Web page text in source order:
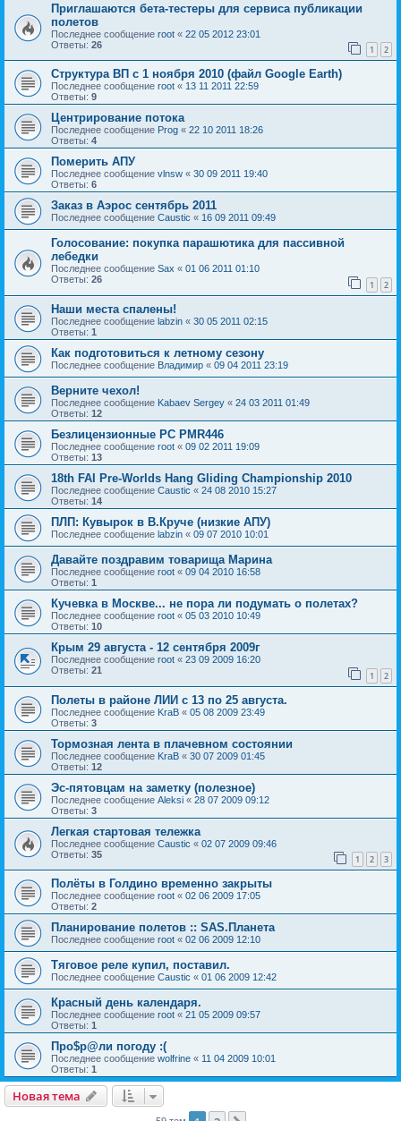
Приглашаются бета-тестеры для сервиса публикации
полетов
Последнее сообщение root « 22 05 2012 23:01
Ответы: 26 1 2
Структура ВП с 1 ноября 2010 (файл Google Earth)
Последнее сообщение root « 13 11 2011 22:59
Ответы: 9
Центрирование потока
Последнее сообщение Prog « 22 10 2011 18:26
Ответы: 4
Померить АПУ
Последнее сообщение vlnsw « 30 09 2011 19:40
Ответы: 6
Заказ в Аэрос сентябрь 2011
Последнее сообщение Caustic « 16 09 2011 09:49
Голосование: покупка парашютика для пассивной
лебедки
Последнее сообщение Sax « 01 06 2011 01:10
Ответы: 26 1 2
Наши места спалены!
Последнее сообщение labzin « 30 05 2011 02:15
Ответы: 1
Как подготовиться к летному сезону
Последнее сообщение Владимир « 09 04 2011 23:19
Верните чехол!
Последнее сообщение Kabaev Sergey « 24 03 2011 01:49
Ответы: 12
Безлицензионные РС PMR446
Последнее сообщение root « 09 02 2011 19:09
Ответы: 13
18th FAI Pre-Worlds Hang Gliding Championship 2010
Последнее сообщение Caustic « 24 08 2010 15:27
Ответы: 14
ПЛП: Кувырок в В.Круче (низкие АПУ)
Последнее сообщение labzin « 09 07 2010 10:01
Давайте поздравим товарища Марина
Последнее сообщение root « 09 04 2010 16:58
Ответы: 1
Кучевка в Москве... не пора ли подумать о полетах?
Последнее сообщение root « 05 03 2010 10:49
Ответы: 10
Крым 29 августа - 12 сентября 2009г
Последнее сообщение root « 23 09 2009 16:20
Ответы: 21 1 2
Полеты в районе ЛИИ с 13 по 25 августа.
Последнее сообщение KraB « 05 08 2009 23:49
Ответы: 3
Тормозная лента в плачевном состоянии
Последнее сообщение KraB « 30 07 2009 01:45
Ответы: 12
Эс-пятовцам на заметку (полезное)
Последнее сообщение Aleksi « 28 07 2009 09:12
Ответы: 3
Легкая стартовая тележка
Последнее сообщение Caustic « 02 07 2009 09:46
Ответы: 35 1 2 3
Полёты в Голдино временно закрыты
Последнее сообщение root « 02 06 2009 17:05
Ответы: 2
Планирование полетов :: SAS.Планета
Последнее сообщение root « 02 06 2009 12:10
Тяговое реле купил, поставил.
Последнее сообщение Caustic « 01 06 2009 12:42
Красный день календаря.
Последнее сообщение root « 21 05 2009 09:57
Ответы: 1
Про$р@ли погоду :(
Последнее сообщение wolfrine « 11 04 2009 10:01
Ответы: 1
Новая тема